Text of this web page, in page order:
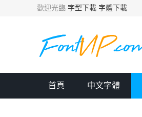
歡迎光臨 字型下載 字體下載
首頁 中文字體